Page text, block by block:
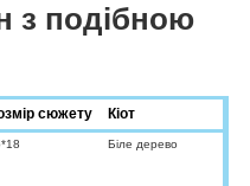
з подібною
сюжету Кіот
Біле дерево